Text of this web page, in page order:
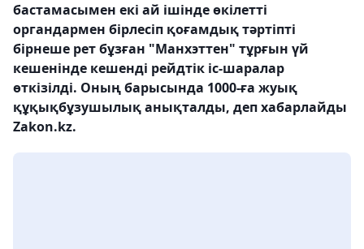
бастамасымен екі ай ішінде өкілетті
органдармен бірлесіп қоғамдық тәртіпті
бірнеше рет бұзған "Манхэттен" тұрғын үй
кешенінде кешенді рейдтік іс-шаралар
өткізілді. Оның барысында 1000-ға жуық
құқықбұзушылық анықталды, деп хабарлайды
Zakon.kz.